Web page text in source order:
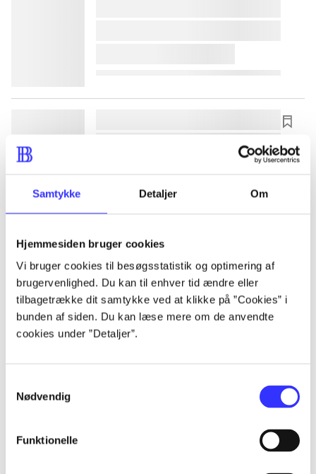
Samtykke Detaljer Om
Hjemmesiden bruger cookies
Vi bruger cookies til besøgsstatistik og optimering af
brugervenlighed. Du kan til enhver tid ændre eller
tilbagetrække dit samtykke ved at klikke på ”Cookies” i
bunden af siden. Du kan læse mere om de anvendte
cookies under ”Detaljer”.
Nødvendig
Funktionelle
lorem ipsum dolor sit amet ...
lorem ipsum dolor sit amet ...
lorem ipsum dolor sit amet ...
lorem ipsum dolor sit amet ...
lorem ipsum dolor sit amet ...
lorem ipsum dolor sit amet ...
lorem ipsum dolor sit amet ...
lorem ipsum dolor sit amet ...
lorem ipsum dolor sit amet ...
lorem ipsum dolor sit amet ...
lorem ipsum dolor sit amet ...